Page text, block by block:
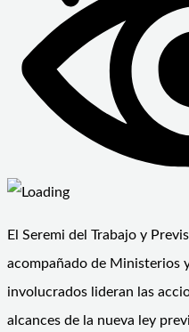
El Seremi del Trabajo y
acompañado de Ministerios
involucrados lideran las
alcances de la nueva ley